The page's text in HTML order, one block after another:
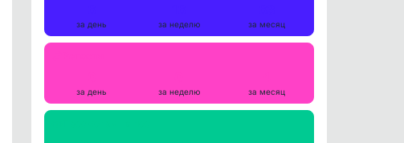
за день за неделю за месяц
за день за неделю за месяц